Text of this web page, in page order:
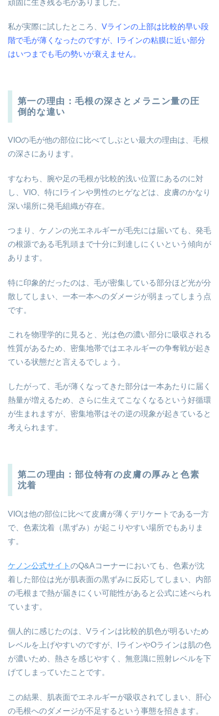
頑固に生き残る毛がありました。
私が実際に試したところ、 Vラインの上部は比較的早い段
階で毛が薄くなったのですが、Iラインの粘膜に近い部分
はいつまでも毛の勢いが衰えません。
第一の理由：毛根の深さとメラニン量の圧
倒的な違い
VIOの毛が他の部位に比べてしぶとい最大の理由は、毛根
の深さにあります。
すなわち、腕や足の毛根が比較的浅い位置にあるのに対
し、VIO、特にIラインや男性のヒゲなどは、皮膚のかなり
深い場所に発毛組織が存在。
つまり、ケノンの光エネルギーが毛先には届いても、発毛
の根源である毛乳頭まで十分に到達しにくいという傾向が
あります。
特に印象的だったのは、毛が密集している部分ほど光が分
散してしまい、一本一本へのダメージが弱まってしまう点
です。
これを物理学的に見ると、光は色の濃い部分に吸収される
性質があるため、密集地帯ではエネルギーの争奪戦が起き
ている状態だと言えるでしょう。
したがって、毛が薄くなってきた部分は一本あたりに届く
熱量が増えるため、さらに生えてこなくなるという好循環
が生まれますが、密集地帯はその逆の現象が起きていると
考えられます。
第二の理由：部位特有の皮膚の厚みと色素
沈着
VIOは他の部位に比べて皮膚が薄くデリケートである一方
で、色素沈着（黒ずみ）が起こりやすい場所でもありま
す。
ケノン公式サイト のQ&Aコーナーにおいても、色素が沈
着した部位は光が肌表面の黒ずみに反応してしまい、内部
の毛根まで熱が届きにくい可能性があると公式に述べられ
ています。
個人的に感じたのは、Vラインは比較的肌色が明るいため
レベルを上げやすいのですが、IラインやOラインは肌の色
が濃いため、熱さを感じやすく、無意識に照射レベルを下
げてしまっていたことです。
この結果、肌表面でエネルギーが吸収されてしまい、肝心
の毛根へのダメージが不足するという事態を招きます。